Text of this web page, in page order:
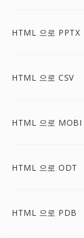
HTML 으로 PPTX
HTML 으로 CSV
HTML 으로 MOBI
HTML 으로 ODT
HTML 으로 PDB